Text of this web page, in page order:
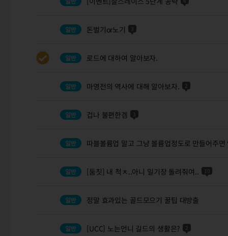
돈벌기or노기 3
로드에 대하여 알아보자.
마영전의 역사에 대해 알아보자. 2
겁나 불편한겜 3
따블볼륨업 말고 그냥 볼륨업정도로 만들어주면
[둠칫] 내 척ㅊ..아니 일기장 돌려줘여.. 10
정말 효과있는 골드모으기 꿀팁 대방출
[UCC] 노는언니 길드의 생활은? 2